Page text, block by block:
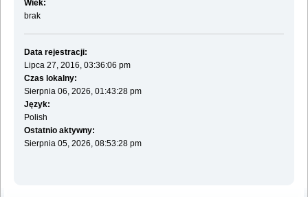
Wiek:
brak
Data rejestracji:
Lipca 27, 2016, 03:36:06 pm
Czas lokalny:
Sierpnia 06, 2026, 01:43:28 pm
Język:
Polish
Ostatnio aktywny:
Sierpnia 05, 2026, 08:53:28 pm